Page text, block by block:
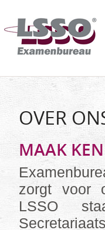
OVER
MAAK
zorgt voor
LSSO